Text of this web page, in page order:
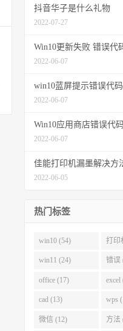
抖音华子是什么礼物
2022-07-27
Win10更新失败 错误代
2022-06-07
win10蓝屏提示错误代
2022-06-07
Win10应用商店错误代
2022-06-07
佳能打印机漏墨解决方
2022-06-05
热门标签
win10 (54) 打印
win11 (24) 错误
office (17) excel
cad (13) wps
微信 (12) 方法